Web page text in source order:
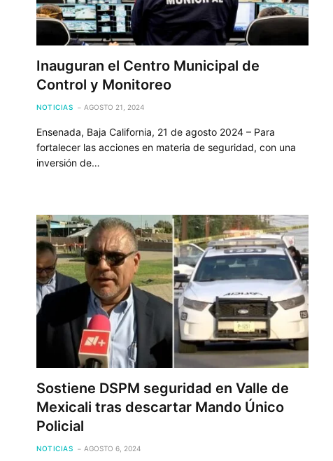
Inauguran el Centro Municipal de
Control y Monitoreo
NOTICIAS AGOSTO 21, 2024
Ensenada, Baja California, 21 de agosto 2024 – Para
fortalecer las acciones en materia de seguridad, con una
inversión de…
Sostiene DSPM seguridad en Valle de
Mexicali tras descartar Mando Único
Policial
NOTICIAS AGOSTO 6, 2024